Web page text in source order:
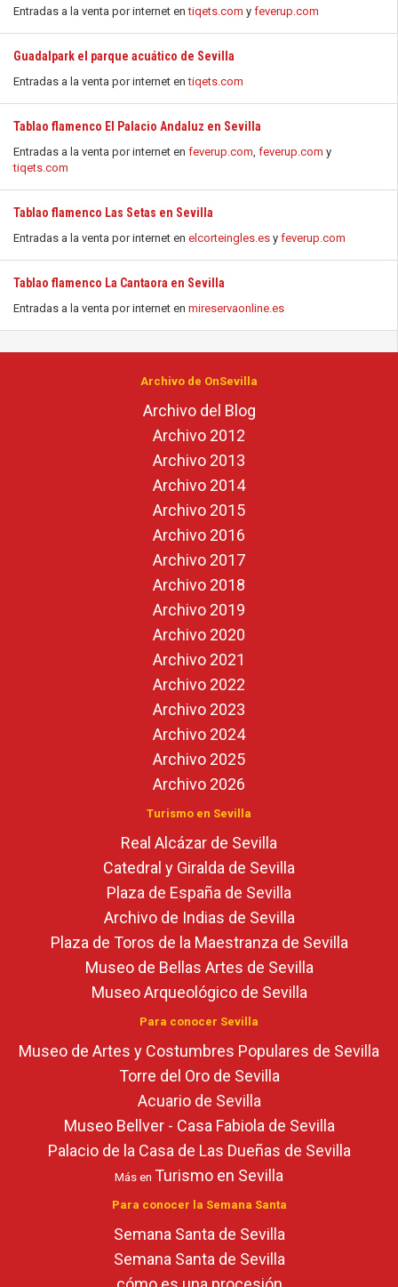
Entradas a la venta por internet entiqets.com y feverup.com
Guadalpark el parque acuático de Sevilla
Entradas a la venta por internet entiqets.com
Tablao flamenco El Palacio Andaluz en Sevilla
Entradas a la venta por internet en feverup.com, feverup.com y
tiqets.com
Tablao flamenco Las Setas en Sevilla
Entradas a la venta por internet en elcorteingles.es y feverup.com
Tablao flamenco La Cantaora en Sevilla
Entradas a la venta por internet en mireservaonline.es
Archivo de OnSevilla
Archivo del Blog
Archivo 2012
Archivo 2013
Archivo 2014
Archivo 2015
Archivo 2016
Archivo 2017
Archivo 2018
Archivo 2019
Archivo 2020
Archivo 2021
Archivo 2022
Archivo 2023
Archivo 2024
Archivo 2025
Archivo 2026
Turismo en Sevilla
Real Alcázar de Sevilla
Catedral y Giralda de Sevilla
Plaza de España de Sevilla
Archivo de Indias de Sevilla
Plaza de Toros de la Maestranza de Sevilla
Museo de Bellas Artes de Sevilla
Museo Arqueológico de Sevilla
Para conocer Sevilla
Museo de Artes y Costumbres Populares de Sevilla
Torre del Oro de Sevilla
Acuario de Sevilla
Museo Bellver - Casa Fabiola de Sevilla
Palacio de la Casa de Las Dueñas de Sevilla
Más en Turismo en Sevilla
Para conocer la Semana Santa
Semana Santa de Sevilla
Semana Santa de Sevilla